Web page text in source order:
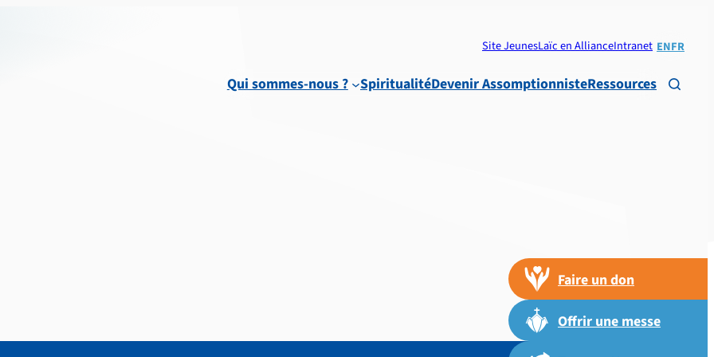
Site JeunesLaïc en AllianceIntranet ENFR
Qui sommes-nous ? SpiritualitéDevenir AssomptionnisteRessources 
Faire un don
Offrir une messe